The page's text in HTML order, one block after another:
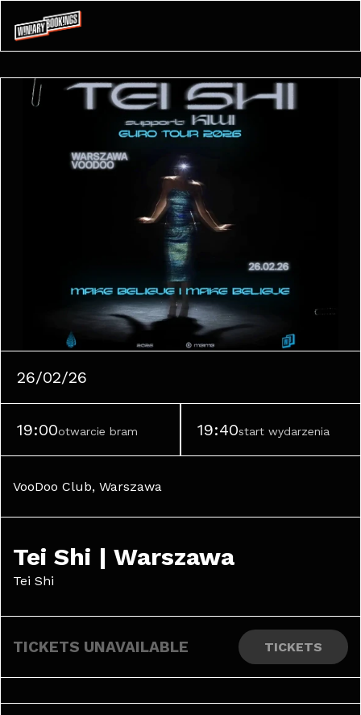
26/02/26
19:00otwarcie bram 19:40start wydarzenia
VooDoo Club, Warszawa
Tei Shi | Warszawa
Tei Shi
TICKETS UNAVAILABLE TICKETS